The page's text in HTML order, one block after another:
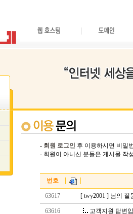
- 회원 로그인 후 이용하시면 비밀
- 회원이 아니신 분들은 게시물 작
번호
63617 [ twy2001 ] 님의 질
63616 고객지원 답변